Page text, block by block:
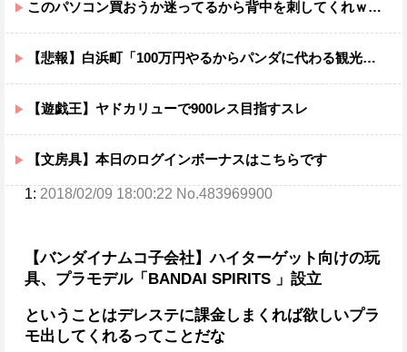
このパソコン買おうか迷ってるから背中を刺してくれｗｗｗ
【悲報】白浜町「100万円やるからパンダに代わる観光資源考えてくれ」
【遊戯王】ヤドカリューで900レス目指すスレ
【文房具】本日のログインボーナスはこちらです
1: 2018/02/09 18:00:22 No.483969900
【バンダイナムコ子会社】ハイターゲット向けの玩
具、プラモデル「BANDAI SPIRITS 」設立
ということはデレステに課金しまくれば欲しいプラ
モ出してくれるってことだな